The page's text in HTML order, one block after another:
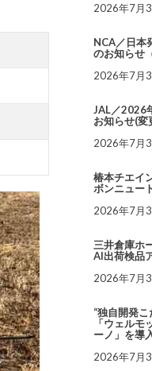
2026年7月
NCA／日本
のお知らせ
2026年7月
JAL／2026
お知らせ(変
2026年7月
椿本チエイ
ボンニュー
2026年7月
三井倉庫ホ
AI出荷検品
2026年7月
“独自開発
「ウェルモ
ーノ」を導
2026年7月